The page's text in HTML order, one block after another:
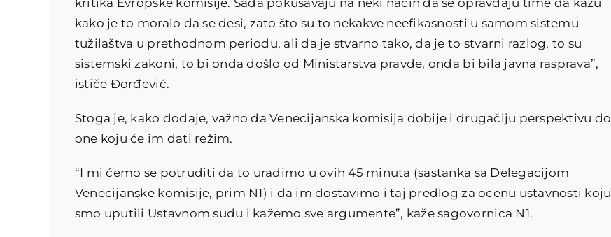
kritika Evropske komisije. Sada pokušavaju na neki način da se opravdaju time da kažu
kako je to moralo da se desi, zato što su to nekakve neefikasnosti u samom sistemu
tužilaštva u prethodnom periodu, ali da je stvarno tako, da je to stvarni razlog, to su
sistemski zakoni, to bi onda došlo od Ministarstva pravde, onda bi bila javna rasprava”,
ističe Đorđević.
Stoga je, kako dodaje, važno da Venecijanska komisija dobije i drugačiju perspektivu do
one koju će im dati režim.
“I mi ćemo se potruditi da to uradimo u ovih 45 minuta (sastanka sa Delegacijom
Venecijanske komisije, prim N1) i da im dostavimo i taj predlog za ocenu ustavnosti koju
smo uputili Ustavnom sudu i kažemo sve argumente”, kaže sagovornica N1.